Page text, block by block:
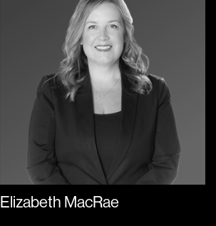
Elizabeth MacRae